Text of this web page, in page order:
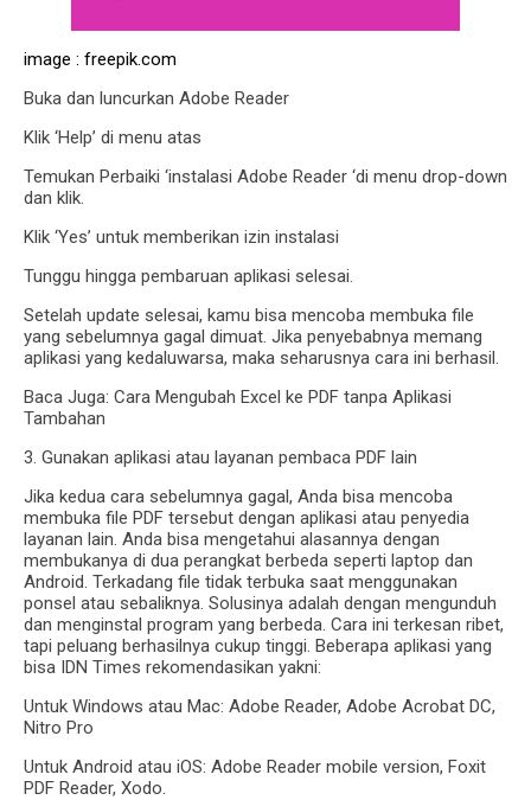
image : freepik.com
Buka dan luncurkan Adobe Reader
Klik ‘Help’ di menu atas
Temukan Perbaiki ‘instalasi Adobe Reader ‘di menu drop-down
dan klik.
Klik ‘Yes’ untuk memberikan izin instalasi
Tunggu hingga pembaruan aplikasi selesai.
Setelah update selesai, kamu bisa mencoba membuka file
yang sebelumnya gagal dimuat. Jika penyebabnya memang
aplikasi yang kedaluwarsa, maka seharusnya cara ini berhasil.
Baca Juga: Cara Mengubah Excel ke PDF tanpa Aplikasi
Tambahan
3. Gunakan aplikasi atau layanan pembaca PDF lain
Jika kedua cara sebelumnya gagal, Anda bisa mencoba
membuka file PDF tersebut dengan aplikasi atau penyedia
layanan lain. Anda bisa mengetahui alasannya dengan
membukanya di dua perangkat berbeda seperti laptop dan
Android. Terkadang file tidak terbuka saat menggunakan
ponsel atau sebaliknya. Solusinya adalah dengan mengunduh
dan menginstal program yang berbeda. Cara ini terkesan ribet,
tapi peluang berhasilnya cukup tinggi. Beberapa aplikasi yang
bisa IDN Times rekomendasikan yakni:
Untuk Windows atau Mac: Adobe Reader, Adobe Acrobat DC,
Nitro Pro
Untuk Android atau iOS: Adobe Reader mobile version, Foxit
PDF Reader, Xodo.